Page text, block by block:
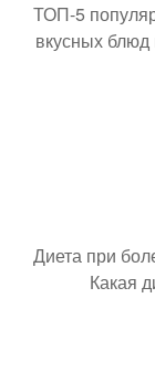
ТОП-5
вкусных
Диета при
Какая